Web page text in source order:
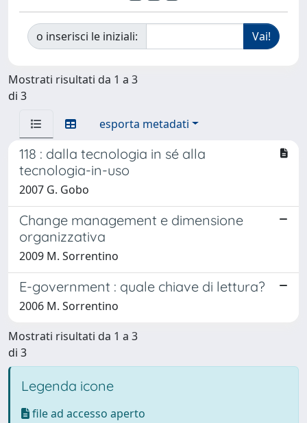
o inserisci le iniziali:
Mostrati risultati da 1 a 3
di 3
esporta metadati
118 : dalla tecnologia in sé alla
tecnologia-in-uso
2007 G. Gobo
Change management e dimensione
organizzativa
2009 M. Sorrentino
E-government : quale chiave di lettura?
2006 M. Sorrentino
Mostrati risultati da 1 a 3
di 3
Legenda icone
file ad accesso aperto